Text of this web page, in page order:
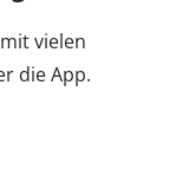
vielen
die App.